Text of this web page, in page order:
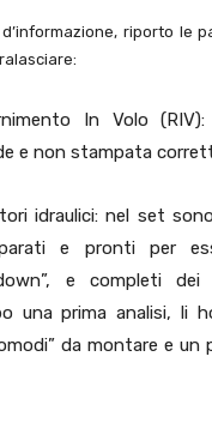
riporto le
In Volo
e non stampata
idraulici: nel set
e pronti per
e completi
una prima analisi, li
da montare e un